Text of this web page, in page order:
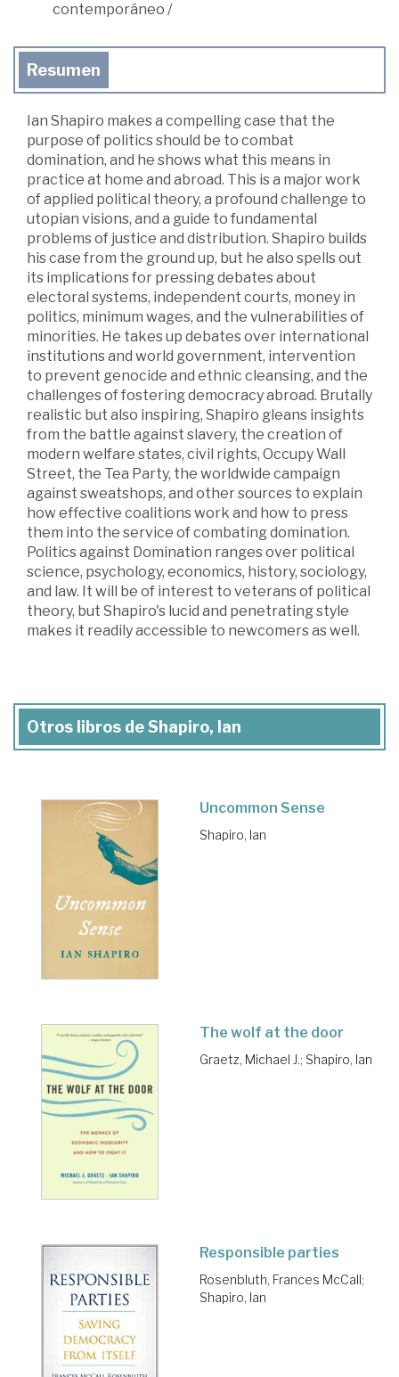
contemporáneo /
Resumen
Ian Shapiro makes a compelling case that the
purpose of politics should be to combat
domination, and he shows what this means in
practice at home and abroad. This is a major work
of applied political theory, a profound challenge to
utopian visions, and a guide to fundamental
problems of justice and distribution. Shapiro builds
his case from the ground up, but he also spells out
its implications for pressing debates about
electoral systems, independent courts, money in
politics, minimum wages, and the vulnerabilities of
minorities. He takes up debates over international
institutions and world government, intervention
to prevent genocide and ethnic cleansing, and the
challenges of fostering democracy abroad. Brutally
realistic but also inspiring, Shapiro gleans insights
from the battle against slavery, the creation of
modern welfare states, civil rights, Occupy Wall
Street, the Tea Party, the worldwide campaign
against sweatshops, and other sources to explain
how effective coalitions work and how to press
them into the service of combating domination.
Politics against Domination ranges over political
science, psychology, economics, history, sociology,
and law. It will be of interest to veterans of political
theory, but Shapiro's lucid and penetrating style
makes it readily accessible to newcomers as well.
Otros libros de Shapiro, Ian
Uncommon Sense
Shapiro, Ian
The wolf at the door
Graetz, Michael J.; Shapiro, Ian
Responsible parties
Rosenbluth, Frances McCall;
Shapiro, Ian